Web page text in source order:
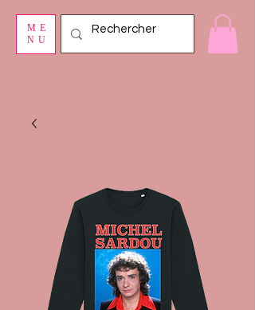
ME
NU